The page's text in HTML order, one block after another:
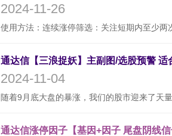
2024-11-26
2024-11-04
通达信涨停因子【基因+因子 尾盘阴线